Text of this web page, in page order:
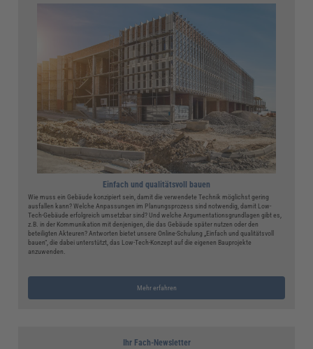
Einfach und qualitätsvoll bauen
Wie muss ein Gebäude konzipiert sein, damit die verwendete Technik möglichst gering
ausfallen kann? Welche Anpassungen im Planungsprozess sind notwendig, damit Low-
Tech-Gebäude erfolgreich umsetzbar sind? Und welche Argumentationsgrundlagen gibt es,
z.B. in der Kommunikation mit denjenigen, die das Gebäude später nutzen oder den
beteiligten Akteuren? Antworten bietet unsere Online-Schulung „Einfach und qualitätsvoll
bauen“, die dabei unterstützt, das Low-Tech-Konzept auf die eigenen Bauprojekte
anzuwenden.
Mehr erfahren
Ihr Fach-Newsletter